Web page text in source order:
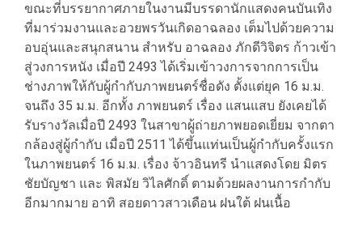
ขณะที่บรรยากาศภายในงานมีบรรดานักแสดงคนบันเทิง
ที่มาร่วมงานและอวยพรวันเกิดอาฉลอง เต็มไปด้วยความ
อบอุ่นและสนุกสนาน สำหรับ อาฉลอง ภักดีวิจิตร ก้าวเข้า
สู่วงการหนัง เมื่อปี 2493 ได้เริ่มเข้าวงการจากการเป็น
ช่างภาพให้กับผู้กำกับภาพยนตร์ชื่อดัง ตั้งแต่ยุค 16 ม.ม.
จนถึง 35 ม.ม. อีกทั้ง ภาพยนตร์ เรื่อง แสนแสบ ยังเคยได้
รับรางวัลเมื่อปี 2493 ในสาขาผู้ถ่ายภาพยอดเยี่ยม จากตา
กล้องสู่ผู้กำกับ เมื่อปี 2511 ได้ขึ้นแท่นเป็นผู้กำกับครั้งแรก
ในภาพยนตร์ 16 ม.ม. เรื่อง จ้าวอินทรี นำแสดงโดย มิตร
ชัยบัญชา และ พิสมัย วิไลศักดิ์ ตามด้วยผลงานการกำกับ
อีกมากมาย อาทิ สอยดาวสาวเดือน ฝนใต้ ฝนเนื้อ